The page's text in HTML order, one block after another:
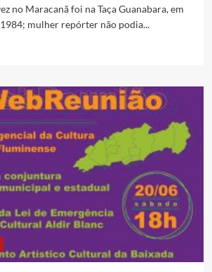
no Maracanã foi na Taça Guanabara, em
mulher repórter não podia...